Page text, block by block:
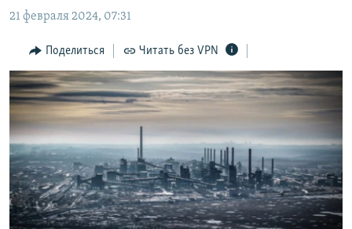
главной
навигации
Вернутся
поиску
11 ЛЕТ ОККУПАЦИИ КРЫМА. 11 ИСТОРИЙ СОПРОТИВЛЕНИЯ
ЕЩЕ
ИНТЕРАКТИВ
ИНФОГРАФИКА
ТЕЛЕПРОЕКТ КРЫМ.РЕАЛИИ
СОВЕТЫ ПРАВОЗАЩИТНИКОВ
ПРОПАВШИЕ БЕЗ ВЕСТИ
ПОБЕДИТЕЛЕЙ НЕ СУДЯТ?
КРЫМ.НЕПОКОРЕННЫЙ
РАДІО СВОБОДА
КАК ОБОЙТИ БЛОКИРОВКУ
Українською
Qırımtatar
ПРИСОЕДИНЯЙТЕСЬ!
21 февраля 2024, 07:31
Поделиться Читать без VPN